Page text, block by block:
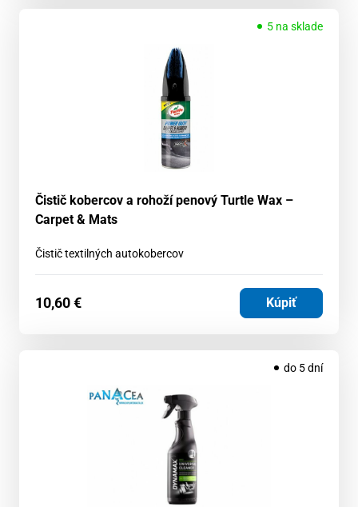
5 na sklade
Čistič kobercov a rohoží penový Turtle Wax –
Carpet & Mats
Čistič textilných autokobercov
10,60€ Kúpiť
do 5 dní